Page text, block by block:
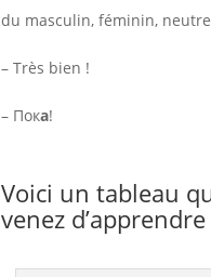
du masculin, féminin,
– Très bien !
– Пока!
Voici un tableau
venez d’apprendre